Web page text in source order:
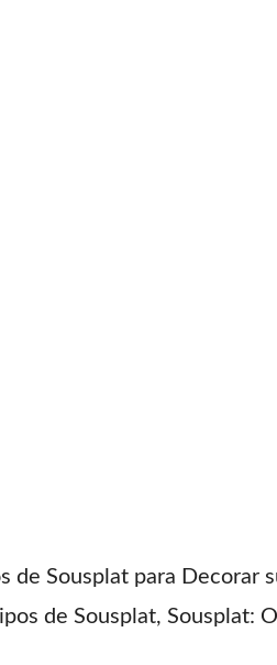
de Sousplat para Decorar
de Sousplat, Sousplat: